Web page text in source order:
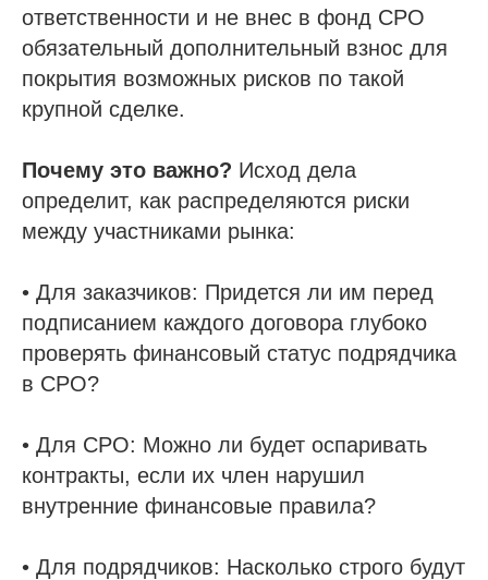
ответственности и не внес в фонд СРО
обязательный дополнительный взнос для
покрытия возможных рисков по такой
крупной сделке.
Почему это важно? Исход дела
определит, как распределяются риски
между участниками рынка:
• Для заказчиков: Придется ли им перед
подписанием каждого договора глубоко
проверять финансовый статус подрядчика
в СРО?
• Для СРО: Можно ли будет оспаривать
контракты, если их член нарушил
внутренние финансовые правила?
• Для подрядчиков: Насколько строго будут